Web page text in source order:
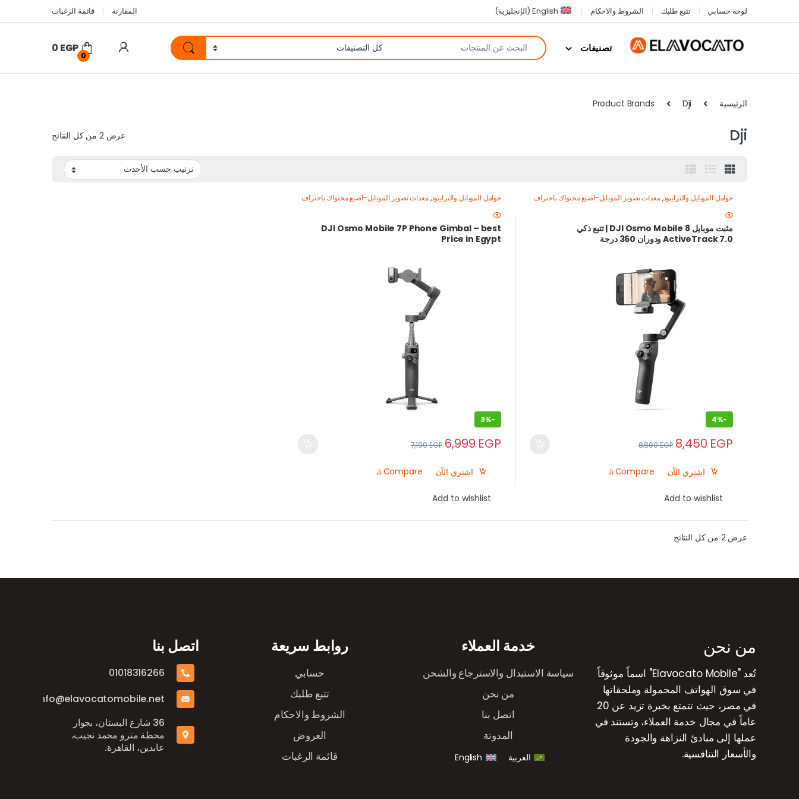
لوحة حسابي تتبع طلبك الشروط والاحكام English
(الإنجليزية) المقارنة قائمة الرغبات
تصنيفات
0
0 EGP
الرئيسية Product Brands Dji
Dji عرض ⁦2⁩ من كل النتائج
حوامل الموبايل والترايبود,معدات تصوير الموبايل-اصنع محتواك باحتراف
مثبت موبايل DJI Osmo Mobile 8 | تتبع ذكي
ActiveTrack 7.0 ودوران 360 درجة
-
4%
8,450 EGP
8,800EGP
اشتري الآن Compare
Add to wishlist
حوامل الموبايل والترايبود,معدات تصوير الموبايل-اصنع محتواك باحتراف
DJI Osmo Mobile 7P Phone Gimbal – best
Price in Egypt
-
3%
6,999 EGP
7,199EGP
اشتري الآن Compare
Add to wishlist
عرض ⁦2⁩ من كل النتائج
من نحن
تُعد "Elavocato Mobile" اسماً موثوقاً
في سوق الهواتف المحمولة وملحقاتها
في مصر، حيث تتمتع بخبرة تزيد عن 20
عاماً في مجال خدمة العملاء، وتستند في
عملها إلى مبادئ النزاهة والجودة
والأسعار التنافسية.
خدمة العملاء
سياسة الاستبدال والاسترجاع والشحن
من نحن
اتصل بنا
المدونة
العربية English
روابط سريعة
حسابي
تتبع طلبك
الشروط والاحكام
العروض
قائمة الرغبات
اتصل بنا
01018316266
info@elavocatomobile.net
36 شارع البستان، بجوار
محطة مترو محمد نجيب،
عابدين، القاهرة.